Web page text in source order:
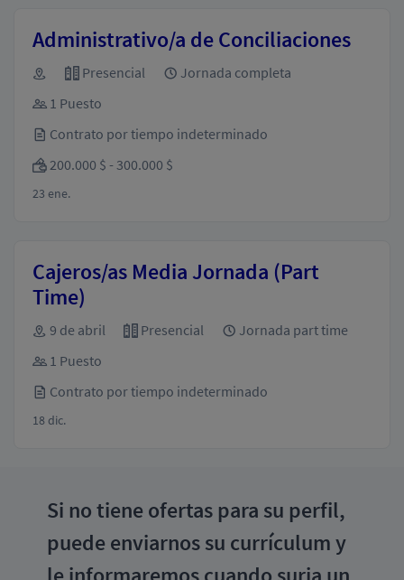
Administrativo/a de Conciliaciones
Presencial
Jornada completa
1 Puesto
Contrato por tiempo indeterminado
200.000 $ - 300.000 $
23 ene.
Cajeros/as Media Jornada (Part
Time)
9 de abril Presencial
Jornada part time
1 Puesto
Contrato por tiempo indeterminado
18 dic.
Si no tiene ofertas para su perfil,
puede enviarnos su currículum y